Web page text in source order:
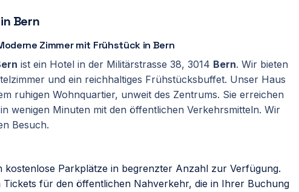
Bern
Zimmer mit Frühstück in Bern
ist ein Hotel in der Militärstrasse 38, 3014 Bern. Wir bieten
und ein reichhaltiges Frühstücksbuffet. Unser Haus
ruhigen Wohnquartier, unweit des Zentrums. Sie erreichen
wenigen Minuten mit den öffentlichen Verkehrsmitteln. Wir
Besuch.
kostenlose Parkplätze in begrenzter Anzahl zur Verfügung.
Tickets für den öffentlichen Nahverkehr, die in Ihrer Buchung